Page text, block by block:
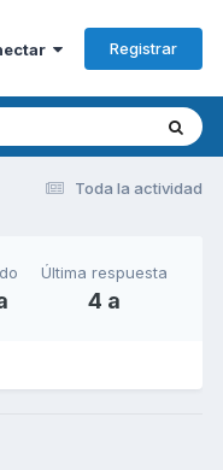
Registrar
Toda la actividad
Última respuesta
4 a